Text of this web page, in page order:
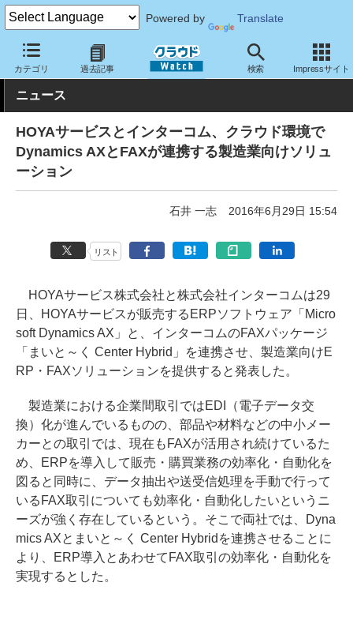
Powered by Translate
カテゴリ 過去記事 検索 Impressサイト
クラウド Watch サービス・ソフト サービス 基幹業務
ニュース
HOYAサービスとインターコム、クラウド環境で
Dynamics AXとFAXが連携する製造業向けソリュ
ーション
石井 一志 2016年6月29日 15:54
リスト
HOYAサービス株式会社と株式会社インターコムは29
日、HOYAサービスが販売するERPソフトウェア「Micro
soft Dynamics AX」と、インターコムのFAXパッケージ
「まいと～く Center Hybrid」を連携させ、製造業向けE
RP・FAXソリューションを提供すると発表した。
製造業における企業間取引ではEDI（電子データ交
換）化が進んでいるものの、部品や材料などの中小メー
カーとの取引では、現在もFAXが活用され続けているた
め、ERPを導入して販売・購買業務の効率化・自動化を
図ると同時に、データ抽出や送受信処理を手動で行って
いるFAX取引についても効率化・自動化したいというニ
ーズが強く存在しているという。そこで両社では、Dyna
mics AXとまいと～く Center Hybridを連携させることに
より、ERP導入とあわせてFAX取引の効率化・自動化を
実現するとした。